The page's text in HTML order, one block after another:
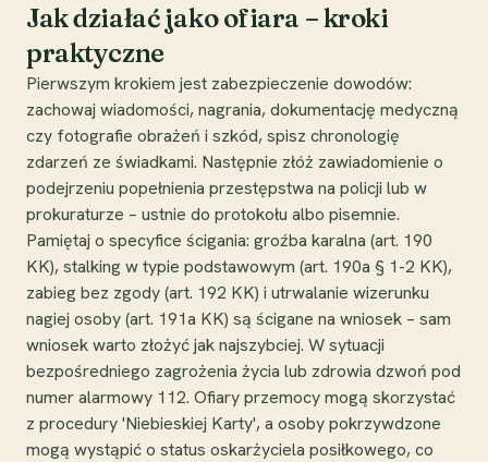
Jak działać jako ofiara – kroki
praktyczne
Pierwszym krokiem jest zabezpieczenie dowodów:
zachowaj wiadomości, nagrania, dokumentację medyczną
czy fotografie obrażeń i szkód, spisz chronologię
zdarzeń ze świadkami. Następnie złóż zawiadomienie o
podejrzeniu popełnienia przestępstwa na policji lub w
prokuraturze – ustnie do protokołu albo pisemnie.
Pamiętaj o specyfice ścigania: groźba karalna (art. 190
KK), stalking w typie podstawowym (art. 190a § 1-2 KK),
zabieg bez zgody (art. 192 KK) i utrwalanie wizerunku
nagiej osoby (art. 191a KK) są ścigane na wniosek – sam
wniosek warto złożyć jak najszybciej. W sytuacji
bezpośredniego zagrożenia życia lub zdrowia dzwoń pod
numer alarmowy 112. Ofiary przemocy mogą skorzystać
z procedury 'Niebieskiej Karty', a osoby pokrzywdzone
mogą wystąpić o status oskarżyciela posiłkowego, co